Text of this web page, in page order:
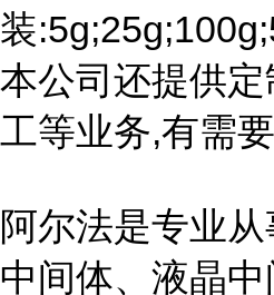
装
本公司还提供
工等业务,有需
阿尔法是专业
中间体、液晶中